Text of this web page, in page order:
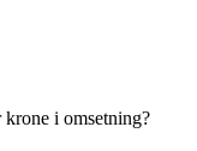
i omsetning?